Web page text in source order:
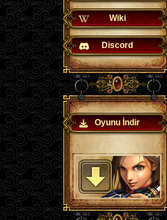
Wiki
Discord
Oyunu İndir